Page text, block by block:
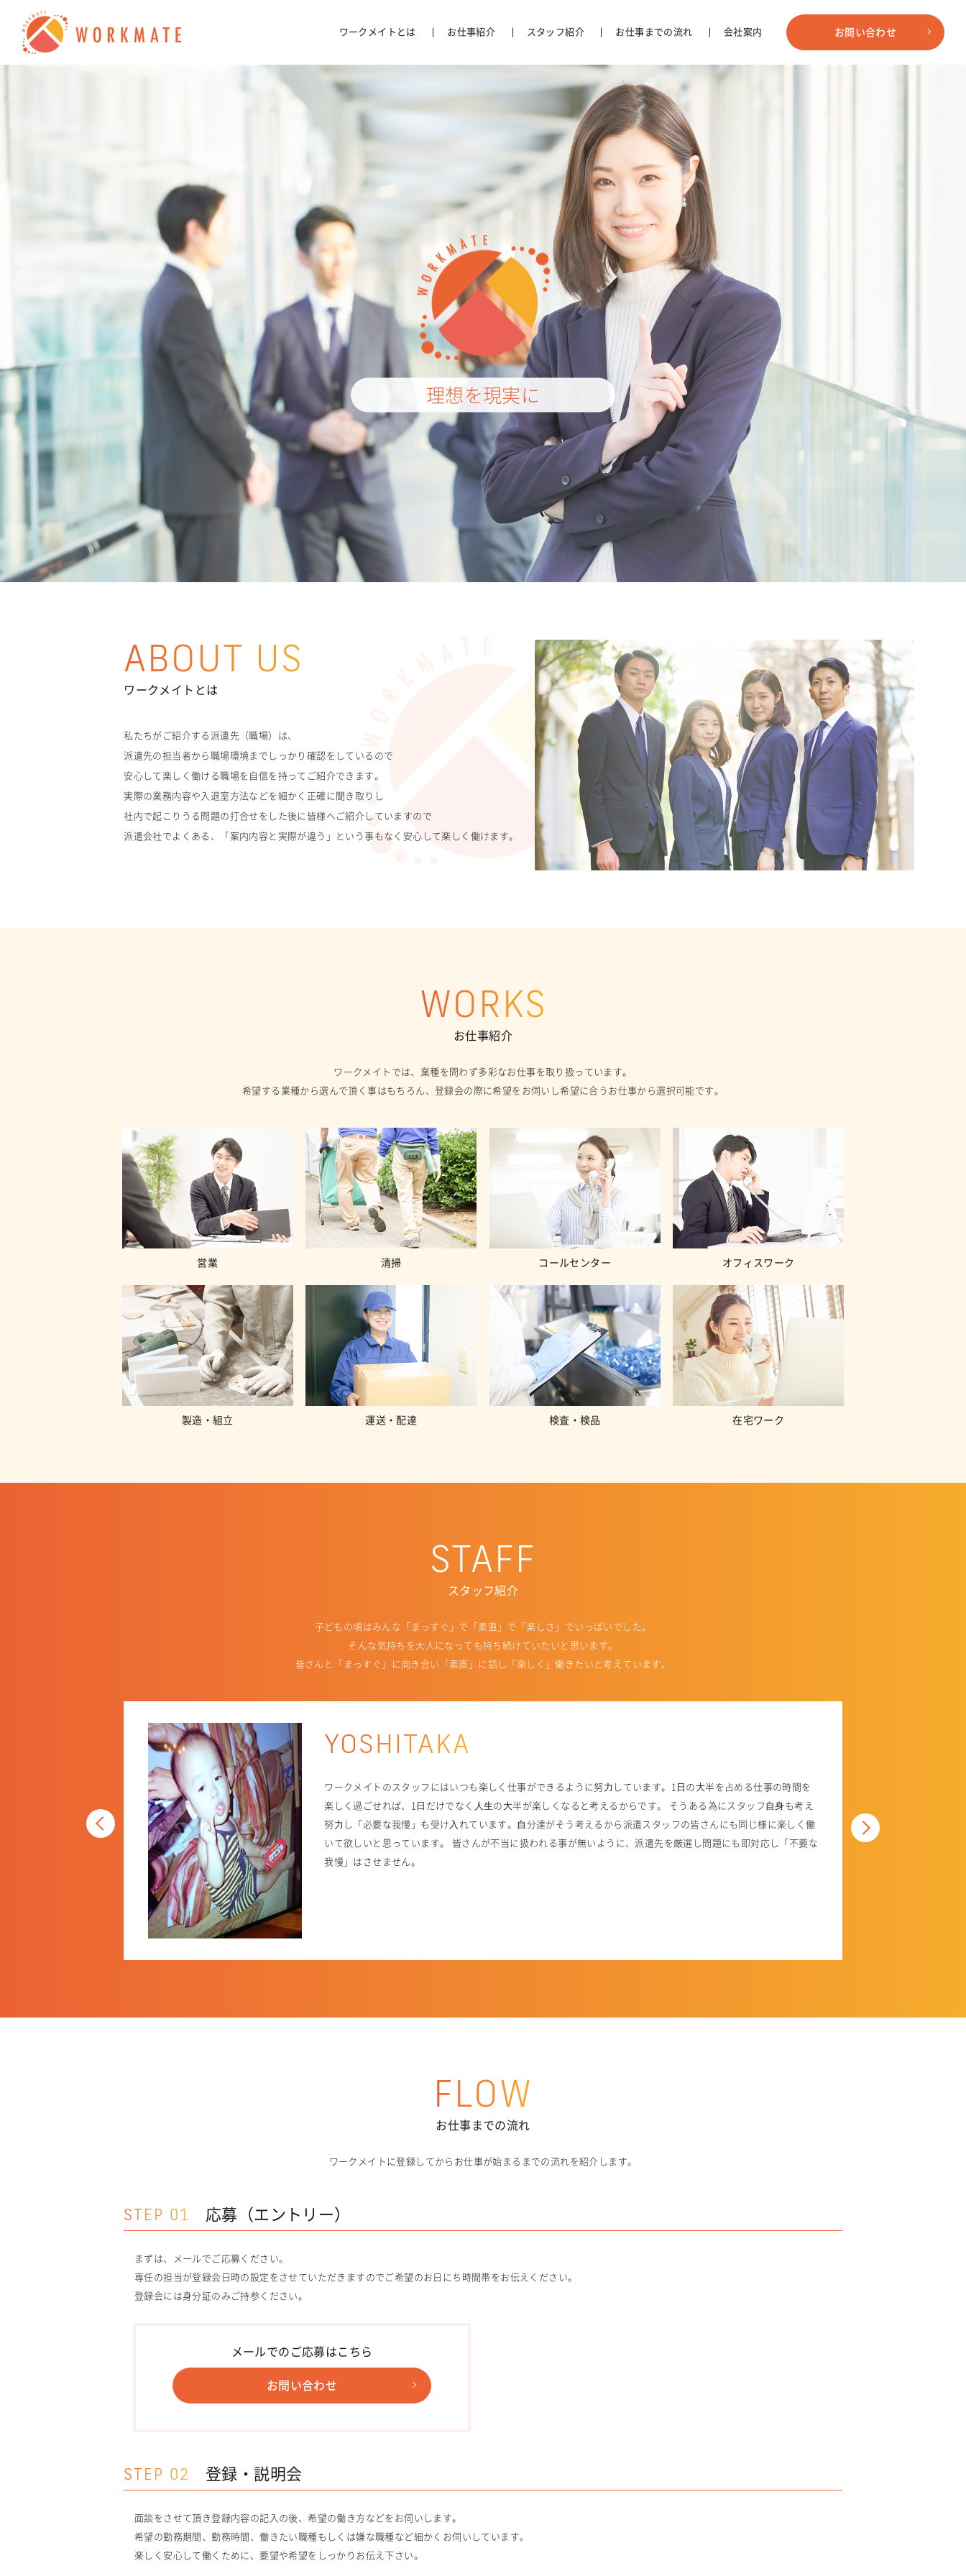
ワークメイトとは
お仕事紹介 スタッフ紹介 お仕事までの流れ 会社案内 お問い合わせ
理想を現実に
ABOUT US
ワークメイトとは
私たちがご紹介する派遣先（職場）は、
派遣先の担当者から職場環境までしっかり確認をしているので
安心して楽しく働ける職場を自信を持ってご紹介できます。
実際の業務内容や入退室方法などを細かく正確に聞き取りし
社内で起こりうる問題の打合せをした後に皆様へご紹介していますので
派遣会社でよくある、「案内内容と実際が違う」という事もなく安心して楽しく働けます。
WORKS
お仕事紹介
ワークメイトでは、業種を問わず多彩なお仕事を取り扱っています。
希望する業種から選んで頂く事はもちろん、登録会の際に希望をお伺いし希望に合うお仕事から選択可能です。
営業 清掃 コールセンター オフィスワーク
製造・組立 運送・配達 検査・検品 在宅ワーク
STAFF
スタッフ紹介
子どもの頃はみんな「まっすぐ」で「素直」で「楽しさ」でいっぱいでした。
そんな気持ちを大人になっても持ち続けていたいと思います。
皆さんと「まっすぐ」に向き合い「素直」に話し「楽しく」働きたいと考えています。
わる⼤切で⾼尚な仕
YOSHITAKA
ワークメイトのスタッフにはいつも楽しく仕事ができるように努⼒しています。1⽇の⼤半を占める仕事の時間を
楽しく過ごせれば、1⽇だけでなく⼈⽣の⼤半が楽しくなると考えるからです。 そうある為にスタッフ⾃⾝も考え
努⼒し「必要な我慢」も受け⼊れています。⾃分達がそう考えるから派遣スタッフの皆さんにも同じ様に楽しく働
いて欲しいと思っています。 皆さんが不当に扱われる事が無いように、派遣先を厳選し問題にも即対応し「不要な
我慢」はさせません。
FLOW
お仕事までの流れ
ワークメイトに登録してからお仕事が始まるまでの流れを紹介します。
STEP 01 応募（エントリー）
まずは、メールでご応募ください。
専任の担当が登録会日時の設定をさせていただきますのでご希望のお日にち時間帯をお伝えください。
登録会には身分証のみご持参ください。
メールでのご応募はこちら
お問い合わせ
STEP 02 登録・説明会
面談をさせて頂き登録内容の記入の後、希望の働き方などをお伺いします。
希望の勤務期間、勤務時間、働きたい職種もしくは嫌な職種など細かくお伺いしています。
楽しく安心して働くために、要望や希望をしっかりお伝え下さい。